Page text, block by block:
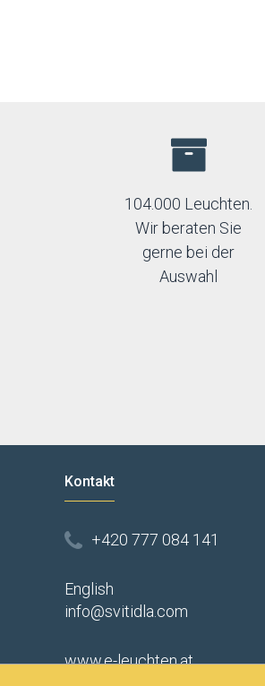
104.000 Leuchten.
Wir beraten Sie
gerne bei der
Auswahl
Kontakt
+420 777 084 141
English
info@svitidla.com
www.e-leuchten.at